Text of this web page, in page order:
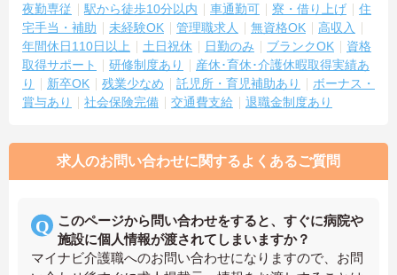
夜勤専従 駅から徒歩10分以内 車通勤可 寮・借り上げ
住
宅手当・補助
未経験OK 管理職求人 無資格OK
高収入
年間休日110日以上
土日祝休 日勤のみ ブランクOK
資格
取得サポート
研修制度あり
産休･育休･介護休暇取得実績あ
り
新卒OK 残業少なめ 託児所・育児補助あり
ボーナス・
賞与あり
社会保険完備 交通費支給 退職金制度あり
求人のお問い合わせに関するよくあるご質問
このページから問い合わせをすると、すぐに病院や
施設に個人情報が渡されてしまいますか？
マイナビ介護職へのお問い合わせになりますので、お問